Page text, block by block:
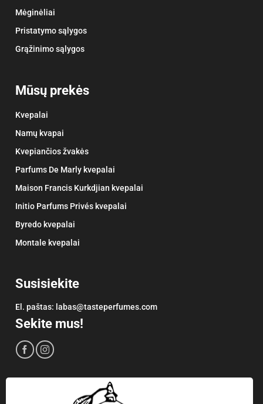
Mėginėliai
Pristatymo sąlygos
Grąžinimo sąlygos
Mūsų prekės
Kvepalai
Namų kvapai
Kvepiančios žvakės
Parfums De Marly kvepalai
Maison Francis Kurkdjian kvepalai
Initio Parfums Privés kvepalai
Byredo kvepalai
Montale kvepalai
Susisiekite
El. paštas: labas@tasteperfumes.com
Sekite mus!